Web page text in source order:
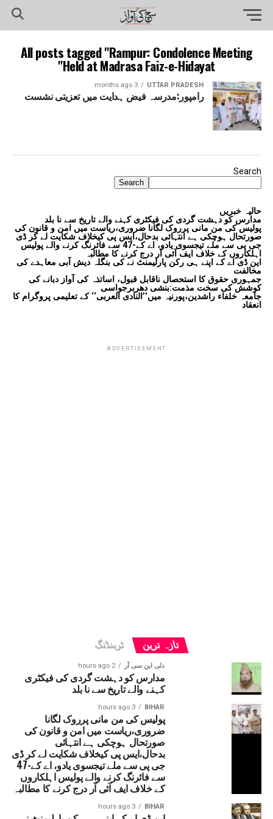
All posts tagged "Rampur: Condolence Meeting
Held at Madrasa Faiz-e-Hidayat"
UTTAR PRADESH
3 months ago
رامپور:مدرسہ فیض ہدایت میں تعزیتی نشست
Search
Search
حالیہ خبریں
مدارس کو دہشت گردی کی فیکٹری کہنے والے تاریخ سے نا بلد
پولیس کی من مانی پرروک لگانا ضروری،ریاست میں امن و قانون کی
صورتحال ہوچکی ہے انتہائی بدحال،ایس پی کیخلاف شکایت لے کر ڈی
جی پی سے ملے تیجسوی یادو، اے کے-47 سے فائرنگ کرنے والے پولیس
اہلکاروں کے خلاف ایف آئی آر درج کرنے کا مطالبہ
این ڈی اے کے اپنے ہی رکن پارلیمنٹ نے کی بنگلہ دیش آبی معاہدے کی
مخالفت
جمہوری حقوق کا استحصال ناقابل قبول، اساتذہ کی آواز دبانے کی
کوشش کی سخت مذمت:بنشی دھربرجواسی
جامعہ خلفاء راشدین،پورنیہ میں’’النادی العربی‘‘ کے تعلیمی پروگرام کا
انعقاد
ADVERTISEMENT
تازہ ترین ٹرینڈنگ
دلی این سی آر 2 hours ago
مدارس کو دہشت گردی کی فیکٹری
کہنے والے تاریخ سے نا بلد
BIHAR
3 hours ago
پولیس کی من مانی پرروک لگانا
ضروری،ریاست میں امن و قانون کی
صورتحال ہوچکی ہے انتہائی
بدحال،ایس پی کیخلاف شکایت لے کر ڈی
جی پی سے ملے تیجسوی یادو، اے کے-47
سے فائرنگ کرنے والے پولیس اہلکاروں
کے خلاف ایف آئی آر درج کرنے کا مطالبہ
BIHAR
3 hours ago